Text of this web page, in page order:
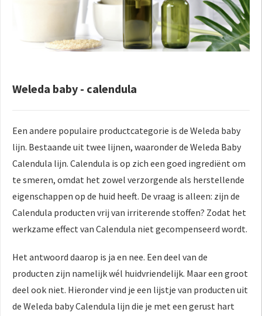
Weleda baby - calendula
Een andere populaire productcategorie is de Weleda baby
lijn. Bestaande uit twee lijnen, waaronder de Weleda Baby
Calendula lijn. Calendula is op zich een goed ingrediënt om
te smeren, omdat het zowel verzorgende als herstellende
eigenschappen op de huid heeft. De vraag is alleen: zijn de
Calendula producten vrij van irriterende stoffen? Zodat het
werkzame effect van Calendula niet gecompenseerd wordt.
Het antwoord daarop is ja en nee. Een deel van de
producten zijn namelijk wél huidvriendelijk. Maar een groot
deel ook niet. Hieronder vind je een lijstje van producten uit
de Weleda baby Calendula lijn die je met een gerust hart